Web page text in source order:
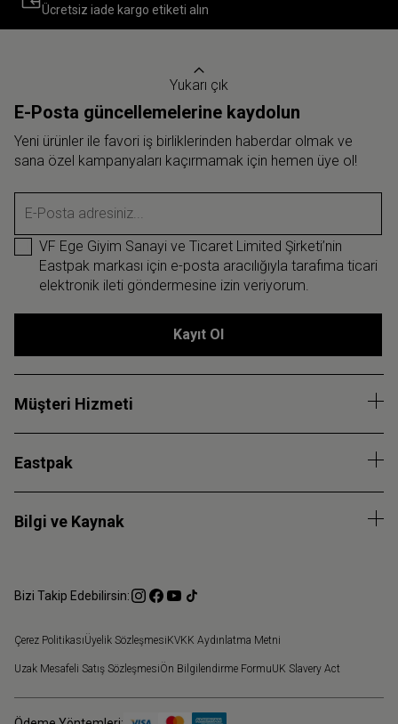
Ücretsiz iade kargo etiketi alın
Yukarı çık
E-Posta güncellemelerine kaydolun
Yeni ürünler ile favori iş birliklerinden haberdar olmak ve
sana özel kampanyaları kaçırmamak için hemen üye ol!
E-Posta adresiniz...
VF Ege Giyim Sanayi ve Ticaret Limited Şirketi’nin
Eastpak markası için e-posta aracılığıyla tarafıma ticari
elektronik ileti göndermesine izin veriyorum.
Kayıt Ol
Müşteri Hizmeti
Eastpak
Bilgi ve Kaynak
Bizi Takip Edebilirsin:
Çerez PolitikasıÜyelik SözleşmesiKVKK Aydınlatma Metni
Uzak Mesafeli Satış SözleşmesiÖn Bilgilendirme FormuUK Slavery Act